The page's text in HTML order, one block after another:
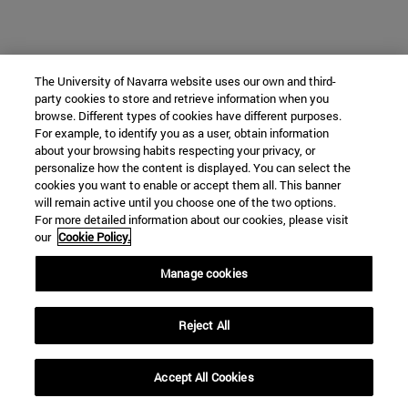
The University of Navarra website uses our own and third-
party cookies to store and retrieve information when you
browse. Different types of cookies have different purposes.
For example, to identify you as a user, obtain information
about your browsing habits respecting your privacy, or
personalize how the content is displayed. You can select the
cookies you want to enable or accept them all. This banner
will remain active until you choose one of the two options.
For more detailed information about our cookies, please visit
our Cookie Policy.
Manage cookies
Reject All
Accept All Cookies